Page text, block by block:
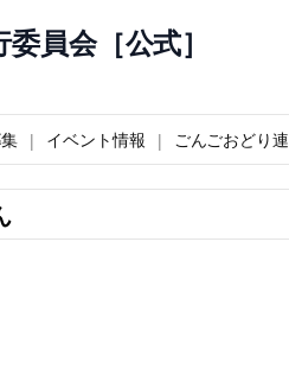
員会［公式］
イベント情報 ごんごおどり連